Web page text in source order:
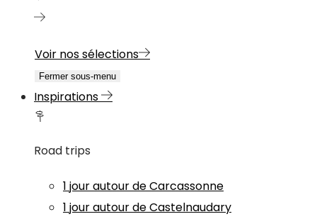
Voir nos sélections
Fermer sous-menu
Inspirations
Road trips
1 jour autour de Carcassonne
1 jour autour de Castelnaudary